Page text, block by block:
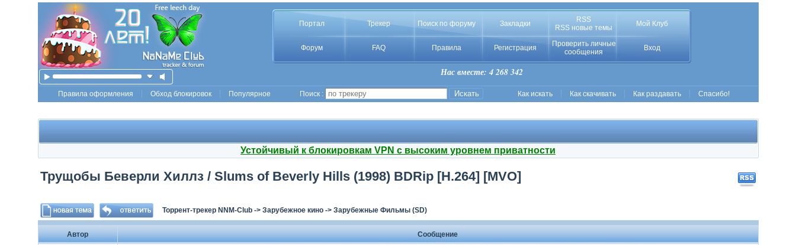
Портал Трекер Поиск по форуму Закладки
RSS
RSS новые темы
Мой Клуб
Форум FAQ Правила Регистрация
Проверить личные
сообщения
Вход
Нас вместе: 4 268 342
Правила оформления Обход блокировок Популярное Поиск : Как искать Как скачивать Как раздавать Спасибо!
Устойчивый к блокировкам VPN с высоким уровнем приватности
Трущобы Беверли Хиллз / Slums of Beverly Hills (1998) BDRip [H.264] [MVO]
Торрент-трекер NNM-Club-> Зарубежное кино-> Зарубежные Фильмы (SD)
Автор
Сообщение